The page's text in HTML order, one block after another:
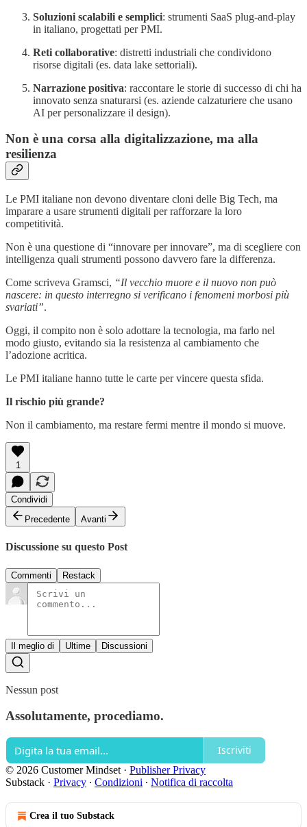
Soluzioni scalabili e semplici: strumenti SaaS plug-and-play
in italiano, progettati per PMI.
Reti collaborative: distretti industriali che condividono
risorse digitali (es. data lake settoriali).
Narrazione positiva: raccontare le storie di successo di chi ha
innovato senza snaturarsi (es. aziende calzaturiere che usano
AI per personalizzare il design).
Non è una corsa alla digitalizzazione, ma alla
resilienza
Le PMI italiane non devono diventare cloni delle Big Tech, ma
imparare a usare strumenti digitali per rafforzare la loro
competitività.
Non è una questione di “innovare per innovare”, ma di scegliere con
intelligenza quali strumenti possono davvero fare la differenza.
Come scriveva Gramsci, “Il vecchio muore e il nuovo non può
nascere: in questo interregno si verificano i fenomeni morbosi più
svariati”.
Oggi, il compito non è solo adottare la tecnologia, ma farlo nel
modo giusto, evitando sia la resistenza al cambiamento che
l’adozione acritica.
Le PMI italiane hanno tutte le carte per vincere questa sfida.
Il rischio più grande?
Non il cambiamento, ma restare fermi mentre il mondo si muove.
1
Condividi
Precedente
Avanti
Discussione su questo Post
Commenti Restack
Il meglio di Ultime Discussioni
Nessun post
Assolutamente, procediamo.
Iscriviti
© 2026 Customer Mindset · Publisher Privacy
Substack · Privacy ∙ Condizioni ∙ Notifica di raccolta
Crea il tuo Substack